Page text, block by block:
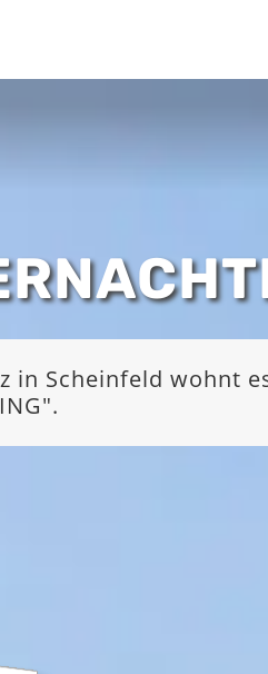
Scheinfeld wohnt